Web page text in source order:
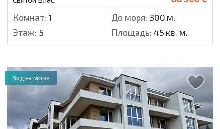
Комнат: 1 До моря: 300 м.
Этаж: 5 Площадь: 45 кв. м.
Вид на море